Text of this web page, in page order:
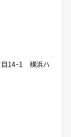
目14ｰ1 横浜ハ